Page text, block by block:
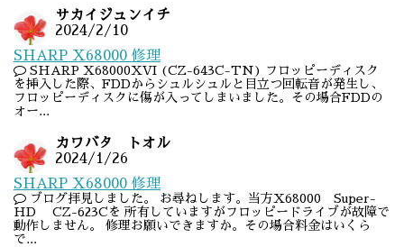
サカイジュンイチ
2024/2/10
SHARP X68000 修理
SHARP X68000XVI (CZ-643C-TN) フロッピーディスク
を挿入した際、FDDからシュルシュルと目立つ回転音が発生し、
フロッピーディスクに傷が入ってしまいました。その場合FDDの
オー...
カワバタ トオル
2024/1/26
SHARP X68000 修理
ブログ拝見しました。 お尋ねします。当方X68000 Super-
HD CZ-623Cを 所有していますがフロッピードライブが故障で
動作しません。 修理お願いできますか。その場合料金はいくら
で...